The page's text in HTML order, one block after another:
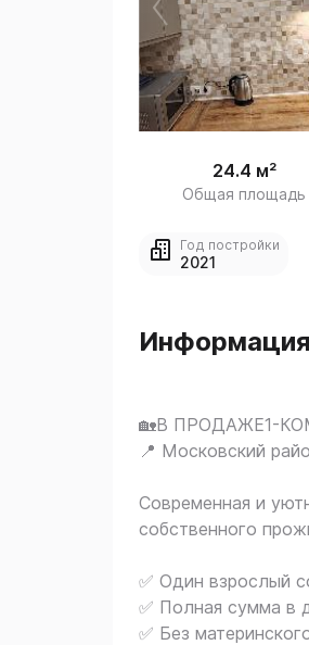
24.4 м²
Общая площадь
Год постройки
2021
🏡В ПРОДАЖЕ1-
📍 Московский
Современная и
собственного
✅ Один взрослый
✅ Полная сумма в
✅ Без